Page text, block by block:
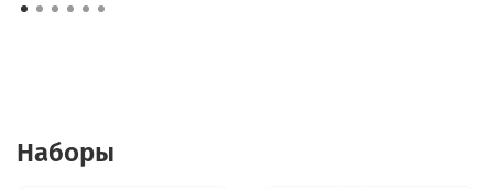
Наборы